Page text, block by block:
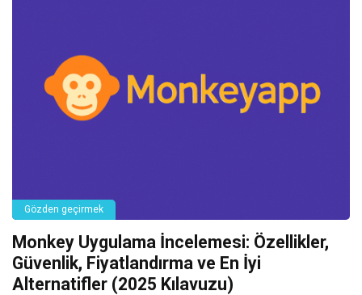
Gözden geçirmek
Monkey Uygulama İncelemesi: Özellikler,
Güvenlik, Fiyatlandırma ve En İyi
Alternatifler (2025 Kılavuzu)